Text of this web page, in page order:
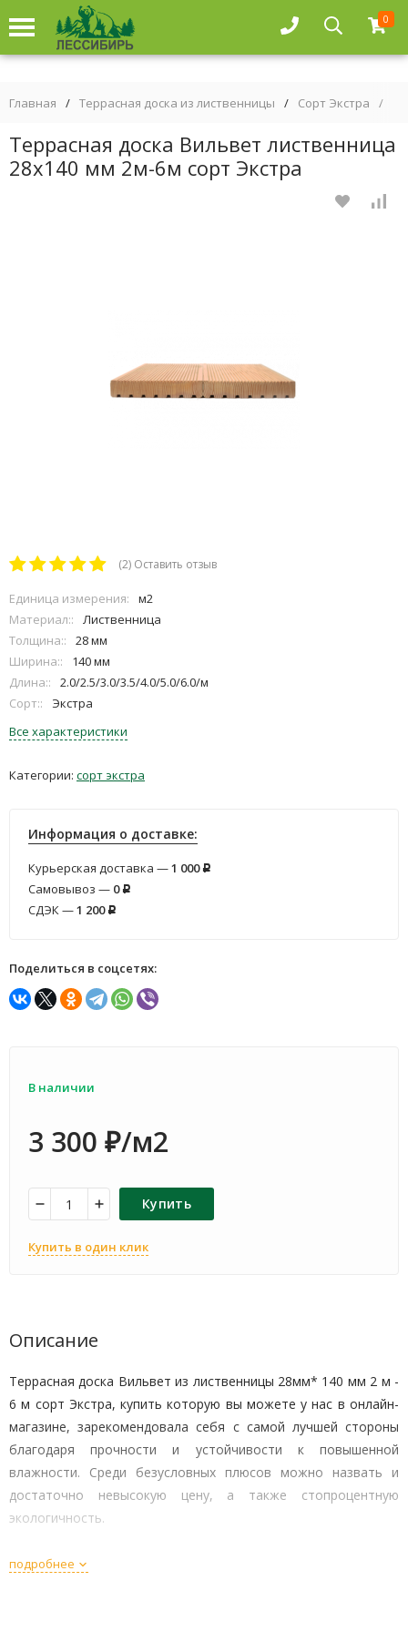
0
Главная / Террасная доска из лиственницы / Сорт Экстра /
Террасная доска Вильвет лиственница
28х140 мм 2м-6м сорт Экстра
(2) Оставить отзыв
Единица измерения:
м2
Материал::
Лиственница
Толщина::
28 мм
Ширина::
140 мм
Длина::
2.0/2.5/3.0/3.5/4.0/5.0/6.0/м
Сорт::
Экстра
Все характеристики
Категории: сорт экстра
Информация о доставке:
Курьерская доставка —1 000 Р
Самовывоз — 0 Р
СДЭК —1 200 Р
Поделиться в соцсетях:
В наличии
3 300 ₽/м2
Купить
Купить в один клик
Описание
Террасная доска Вильвет из лиственницы 28мм* 140 мм 2 м -
6 м сорт Экстра, купить которую вы можете у нас в онлайн-
магазине, зарекомендовала себя с самой лучшей стороны
благодаря прочности и устойчивости к повышенной
влажности. Среди безусловных плюсов можно назвать и
достаточно невысокую цену, а также стопроцентную
экологичность.
Технические характеристики
подробнее